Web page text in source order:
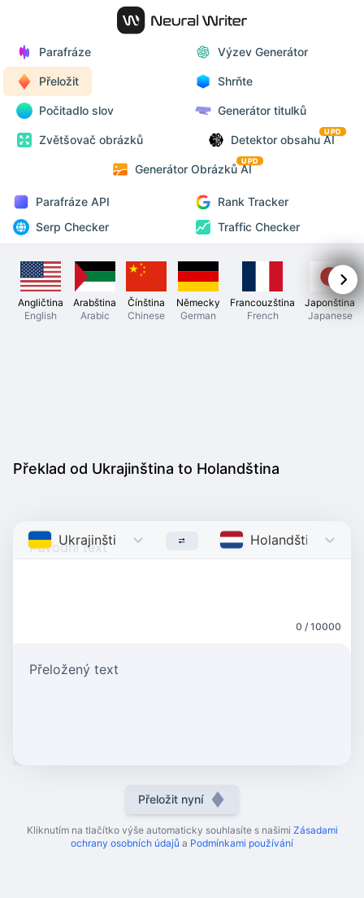
Parafráze Výzev Generátor
Přeložit Shrňte
Počitadlo slov Generátor titulků
Zvětšovač obrázků Detektor obsahu AI
UPD
Generátor Obrázků AI
UPD
Parafráze API
Rank Tracker
Serp Checker
Traffic Checker
Angličtina
English
Arabština
Arabic
Čínština
Chinese
Německy
German
Francouzština
French
Japonština
Japanese
Překlad od Ukrajinština to Holandština
Ukrajinština Ukrainian Holandština Dutch
0 / 10000
Přeložený text
Přeložit nyní
Kliknutím na tlačítko výše automaticky souhlasíte s našimi Zásadami
ochrany osobních údajů a Podmínkami používání